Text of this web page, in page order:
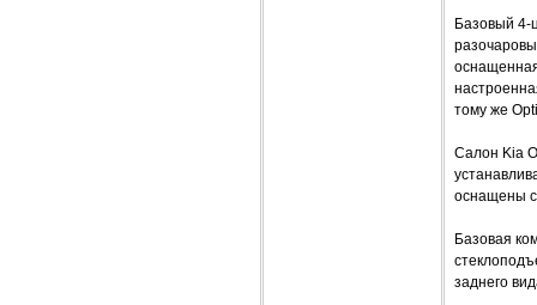
Базовый 4-
тому же
Салон Kia
оснащены
Базовая
заднего